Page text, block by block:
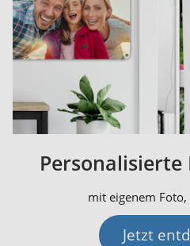
mit eigenem
Jetzt